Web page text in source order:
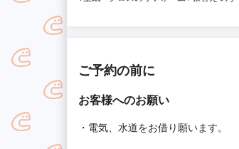
ご予約の前に
お客様へのお願い
・電気、水道をお借り願います。